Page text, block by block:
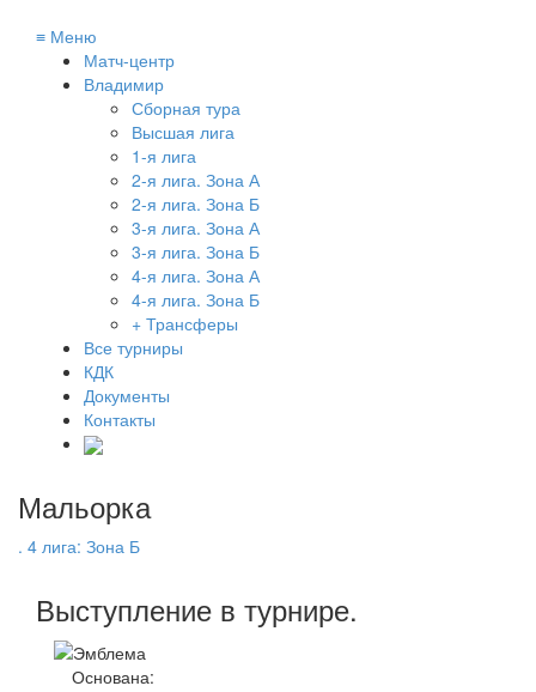
≡ Меню
Матч-центр
Владимир
Сборная тура
Высшая лига
1-я лига
2-я лига. Зона А
2-я лига. Зона Б
3-я лига. Зона А
3-я лига. Зона Б
4-я лига. Зона А
4-я лига. Зона Б
+ Трансферы
Все турниры
КДК
Документы
Контакты
Мальорка
. 4 лига: Зона Б
Выступление в турнире.
Основана: